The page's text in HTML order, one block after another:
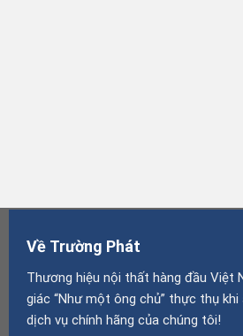
Về Trường Phát
Thương hiệu nội thất hàng đầu Việt
giác “Như một ông chủ” thực thụ
dịch vụ chính hãng của chúng tôi!